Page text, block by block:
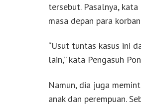
tersebut. Pasalnya,
masa depan para
“Usut tuntas kasus ini
lain,” kata Pengasuh
Namun, dia juga
anak dan perempuan.